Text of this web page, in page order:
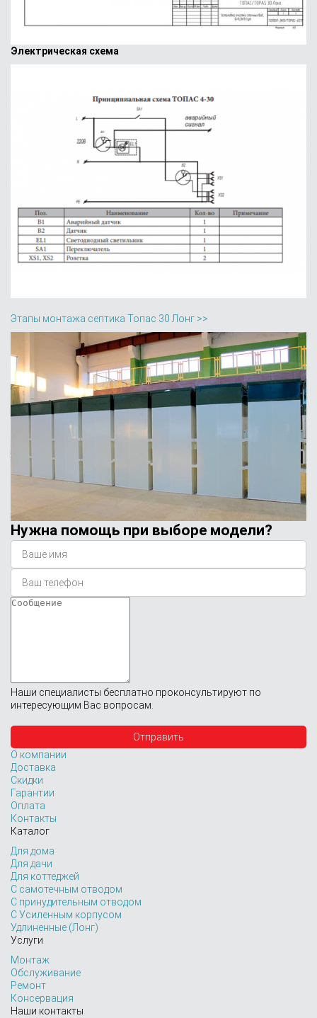
Электрическая схема
Этапы монтажа септика Топас 30 Лонг >>
Нужна помощь при выборе модели?
Наши специалисты бесплатно проконсультируют по
интересующим Вас вопросам.
О компании
Доставка
Скидки
Гарантии
Оплата
Контакты
Каталог
Для дома
Для дачи
Для коттеджей
С самотечным отводом
С принудительным отводом
С Усиленным корпусом
Удлиненные (Лонг)
Услуги
Монтаж
Обслуживание
Ремонт
Консервация
Наши контакты